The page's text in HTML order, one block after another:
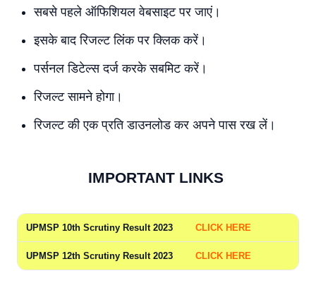
सबसे पहले ऑफिशियल वेबसाइट पर जाएं।
इसके बाद रिजल्ट लिंक पर क्लिक करें।
पर्सनल डिटेल्स दर्ज करके सबमिट करें।
रिजल्ट सामने होगा।
रिजल्ट की एक प्रति डाउनलोड कर अपने पास रख लें।
IMPORTANT LINKS
UPMSP 10th Scrutiny Result 2023 CLICK HERE
UPMSP 12th Scrutiny Result 2023 CLICK HERE